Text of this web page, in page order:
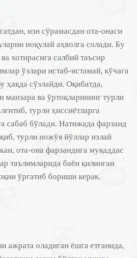
изн сўрамасдан ота-онаси
ноқулай аҳволга солади. Бу
хотирасига салбий таъсир
ўзлари истаб-истамай, кўчага
ҳақда сўзлайди. Оқибатда,
манзара ва ўртоқларининг турли
турли ҳиссиётларга
сабаб бўлади. Натижада фарзанд
турли ножўя йўллар излай
ота-она фарзандига муқаддас
таълимларида баён қилинган
ўргатиб бориши керак.
ажрата оладиган ёшга етганида,